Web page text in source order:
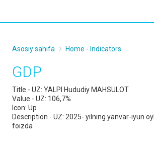
Asosiy sahifa Home - Indicators
GDP
Title - UZ: YALPI Hududiy MAHSULOT
Value - UZ: 106,7%
Icon: Up
Description - UZ: 2025- yilning yanvar-iyun
foizda